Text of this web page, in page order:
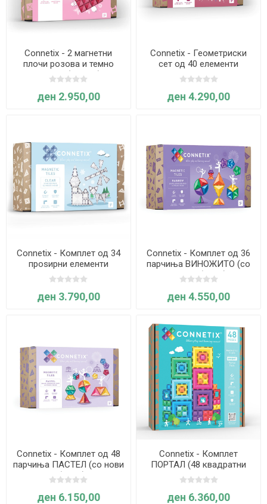
Connetix - 2 магнетни
плочи розова и темно
црвена (пастел)
ден 2.950,00
Connetix - Геометриски
сет од 40 елементи
ПАСТЕЛ
ден 4.290,00
Connetix - Комплет од 34
проѕирни елементи
ден 3.790,00
Connetix - Комплет од 36
парчиња ВИНОЖИТО (со
нови облици)
ден 4.550,00
Connetix - Комплет од 48
парчиња ПАСТЕЛ (со нови
облици)
ден 6.150,00
Connetix - Комплет
ПОРТАЛ (48 квадратни
плочки со различни
големини)
ден 6.360,00